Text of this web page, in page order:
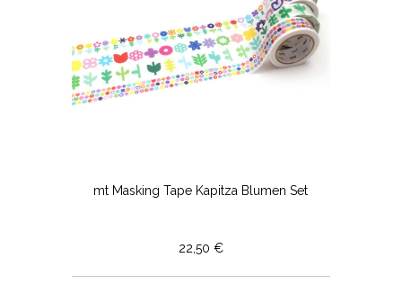
mt Masking Tape Kapitza Blumen Set
22,50 €